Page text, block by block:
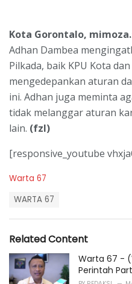
Kota Gorontalo,
Adhan Dambea
Pilkada, baik KPU Kota
mengedepankan aturan
ini. Adhan juga meminta
tidak melanggar aturan
lain. (fzl)
[responsive_youtube
C
r
i
e
s
Warta 67
:
WARTA 67
Related Content
Warta 67 -
Perintah